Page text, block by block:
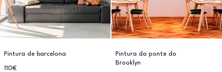
Pintura de barcelona
110€
Pintura da ponte do
Brooklyn